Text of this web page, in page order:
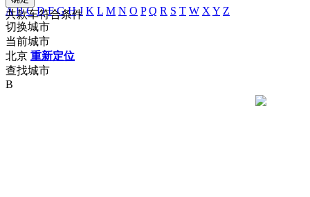
共款车符合条件
A B C D F G H J K L M N O P Q R S T W X Y Z
切换城市
当前城市
北京 重新定位
查找城市
B